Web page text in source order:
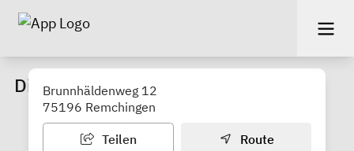
Diakoniestation Remchingen
Brunnhäldenweg 12
75196 Remchingen
Teilen Route